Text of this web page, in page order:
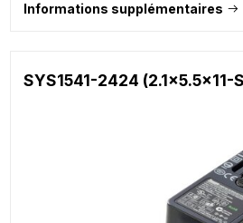
Informations supplémentaires
SYS1541-2424 (2.1x5.5x11-